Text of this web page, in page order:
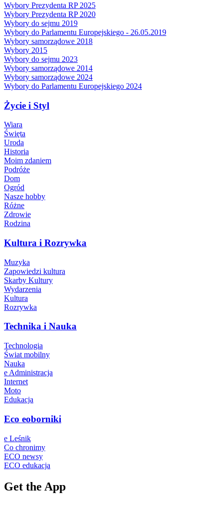
Wybory Prezydenta RP 2025
Wybory Prezydenta RP 2020
Wybory do sejmu 2019
Wybory do Parlamentu Europejskiego - 26.05.2019
Wybory samorządowe 2018
Wybory 2015
Wybory do sejmu 2023
Wybory samorządowe 2014
Wybory samorządowe 2024
Wybory do Parlamentu Europejskiego 2024
Życie i Styl
Wiara
Święta
Uroda
Historia
Moim zdaniem
Podróże
Dom
Ogród
Nasze hobby
Różne
Zdrowie
Rodzina
Kultura i Rozrywka
Muzyka
Zapowiedzi kultura
Skarby Kultury
Wydarzenia
Kultura
Rozrywka
Technika i Nauka
Technologia
Świat mobilny
Nauka
e Administracja
Internet
Moto
Edukacja
Eco eoborniki
e Leśnik
Co chronimy
ECO newsy
ECO edukacja
Get the App